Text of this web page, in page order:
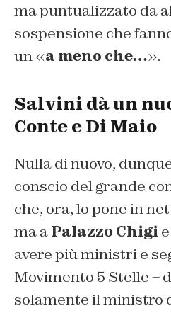
ma puntualizzato da
sospensione che
un «a meno che…».
Salvini dà un
Conte e Di Maio
Nulla di nuovo,
conscio del grande
che, ora, lo pone in
ma aPalazzo Chigi
avere più ministri e
Movimento 5 Stelle –
solamente il ministro